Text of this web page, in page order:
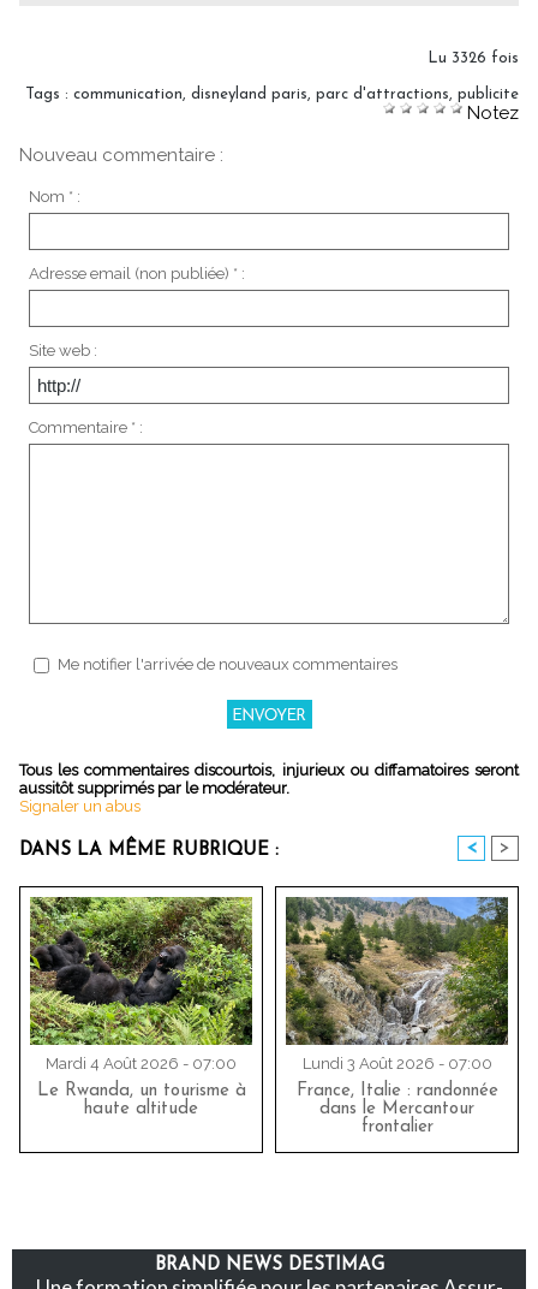
Lu 3326 fois
Tags : communication disneyland paris parc d'attractions publicite
Notez
Nouveau commentaire :
Nom * :
Adresse email (non publiée) * :
Site web :
Commentaire * :
Me notifier l'arrivée de nouveaux commentaires
Tous les commentaires discourtois, injurieux ou diffamatoires seront
aussitôt supprimés par le modérateur.
Signaler un abus
DANS LA MÊME RUBRIQUE : < >
Mardi 4 Août 2026 - 07:00
Le Rwanda, un tourisme à
haute altitude
Lundi 3 Août 2026 - 07:00
France, Italie : randonnée
dans le Mercantour
frontalier
BRAND NEWS DESTIMAG